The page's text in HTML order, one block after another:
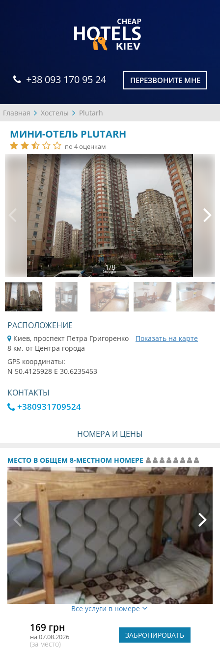
+38 093 170 95 24 ПЕРЕЗВОНИТЕ МНЕ
Главная Хостелы Plutarh
МИНИ-ОТЕЛЬ PLUTARH
по 4 оценкам
1/8
РАСПОЛОЖЕНИЕ
Киев, проспект Петра Григоренко
Показать на карте
8 км. от Центра города
GPS координаты:
N 50.4125928 E 30.6235453
КОНТАКТЫ
+380931709524
НОМЕРА И ЦЕНЫ
МЕСТО В ОБЩЕМ 8-МЕСТНОМ НОМЕРЕ
Все услуги в номере
169 грн
на 07.08.2026
(за место)
ЗАБРОНИРОВАТЬ